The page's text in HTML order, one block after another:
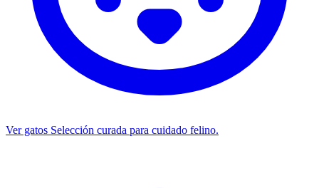
Ver gatos Selección curada para cuidado felino.